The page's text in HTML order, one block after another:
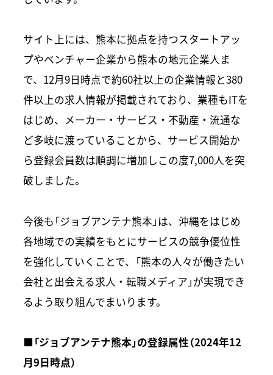
サイト上には、熊本に拠点を持つスタートアッ
プやベンチャー企業から熊本の地元企業人ま
で、12月9日時点で約60社以上の企業情報と380
件以上の求人情報が掲載されており、業種もITを
はじめ、メーカー・サービス・不動産・流通な
ど多岐に渡っていることから、サービス開始か
ら登録会員数は順調に増加しこの度7,000人を突
破しました。
今後も「ジョブアンテナ熊本」は、沖縄をはじめ
各地域での実績をもとにサービスの競争優位性
を強化していくことで、「熊本の人々が働きたい
会社と出会える求人・転職メディア」が実現でき
るよう取り組んでまいります。
■「ジョブアンテナ熊本」の登録属性（2024年12
月9日時点）